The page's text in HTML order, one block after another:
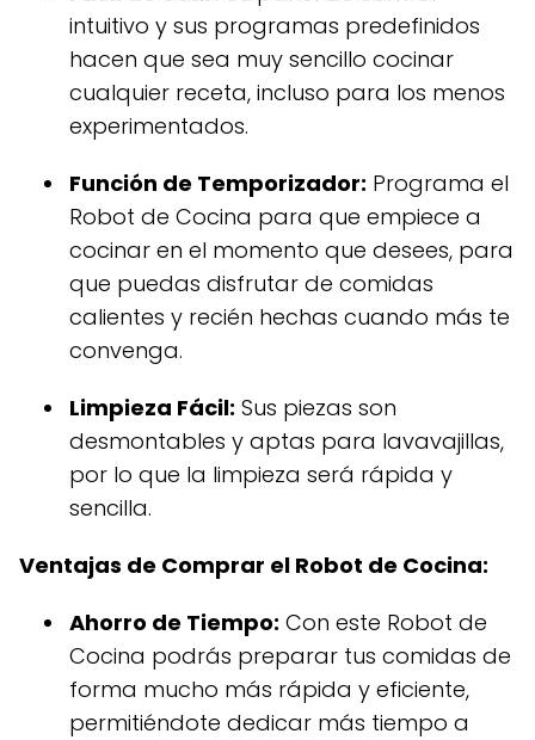
intuitivo y sus programas predefinidos
hacen que sea muy sencillo cocinar
cualquier receta, incluso para los menos
experimentados.
Función de Temporizador: Programa el
Robot de Cocina para que empiece a
cocinar en el momento que desees, para
que puedas disfrutar de comidas
calientes y recién hechas cuando más te
convenga.
Limpieza Fácil: Sus piezas son
desmontables y aptas para lavavajillas,
por lo que la limpieza será rápida y
sencilla.
Ventajas de Comprar el Robot de Cocina:
Ahorro de Tiempo: Con este Robot de
Cocina podrás preparar tus comidas de
forma mucho más rápida y eficiente,
permitiéndote dedicar más tiempo a